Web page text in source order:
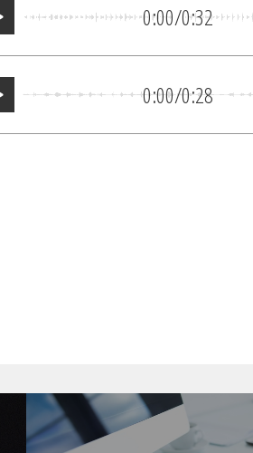
0:00/0:32
0:00/0:28